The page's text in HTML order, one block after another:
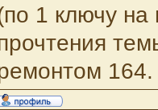
1 ключу